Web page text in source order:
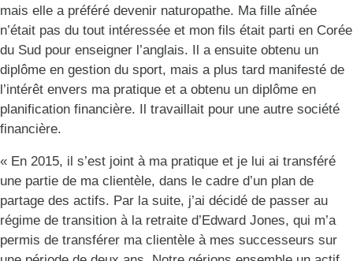
mais elle a préféré devenir naturopathe. Ma fille aînée
n’était pas du tout intéressée et mon fils était parti en Corée
du Sud pour enseigner l’anglais. Il a ensuite obtenu un
diplôme en gestion du sport, mais a plus tard manifesté de
l’intérêt envers ma pratique et a obtenu un diplôme en
planification financière. Il travaillait pour une autre société
financière.
« En 2015, il s’est joint à ma pratique et je lui ai transféré
une partie de ma clientèle, dans le cadre d’un plan de
partage des actifs. Par la suite, j’ai décidé de passer au
régime de transition à la retraite d’Edward Jones, qui m’a
permis de transférer ma clientèle à mes successeurs sur